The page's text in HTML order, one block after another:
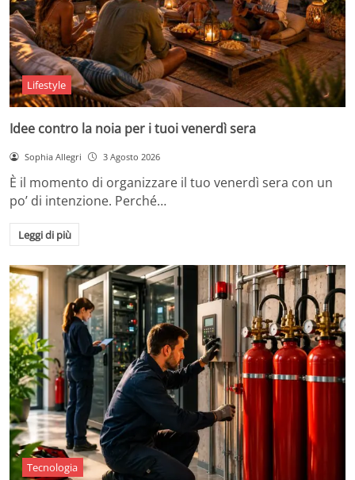
Lifestyle
Idee contro la noia per i tuoi venerdì sera
Sophia Allegri 3 Agosto 2026
È il momento di organizzare il tuo venerdì sera con un
po’ di intenzione. Perché…
Leggi di più
Tecnologia